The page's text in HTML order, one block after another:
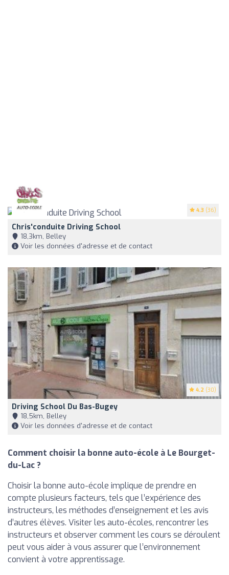
4.3 (36)
Chris'conduite Driving School
18,3km, Belley
Voir les données d'adresse et de contact
4.2 (30)
Driving School Du Bas-Bugey
18,5km, Belley
Voir les données d'adresse et de contact
Comment choisir la bonne auto-école à Le Bourget-
du-Lac ?
Choisir la bonne auto-école implique de prendre en
compte plusieurs facteurs, tels que l’expérience des
instructeurs, les méthodes d’enseignement et les avis
d’autres élèves. Visiter les auto-écoles, rencontrer les
instructeurs et observer comment les cours se déroulent
peut vous aider à vous assurer que l’environnement
convient à votre apprentissage.